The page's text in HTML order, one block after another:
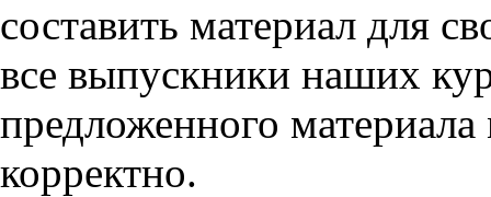
составить материал для
все выпускники наших
предложенного
корректно.